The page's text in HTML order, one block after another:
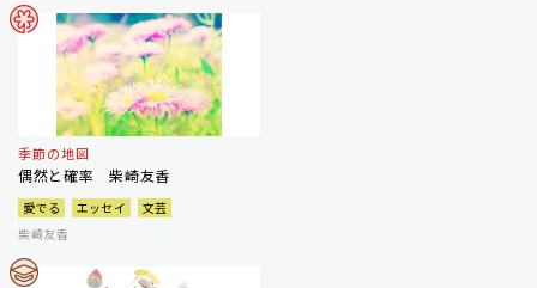
季節の地図
偶然と確率 柴崎友香
愛でる エッセイ
文芸
柴崎友香